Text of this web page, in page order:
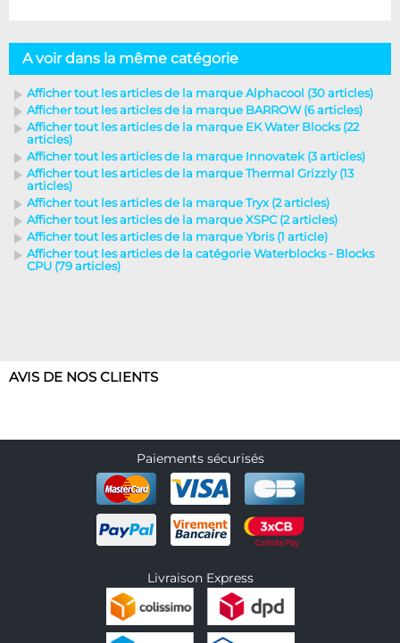
A voir dans la même catégorie
Afficher tout les articles de la marque Alphacool (30 articles)
Afficher tout les articles de la marque BARROW (6 articles)
Afficher tout les articles de la marque EK Water Blocks (22
articles)
Afficher tout les articles de la marque Innovatek (3 articles)
Afficher tout les articles de la marque Thermal Grizzly (13
articles)
Afficher tout les articles de la marque Tryx (2 articles)
Afficher tout les articles de la marque XSPC (2 articles)
Afficher tout les articles de la marque Ybris (1 article)
Afficher tout les articles de la catégorie Waterblocks - Blocks
CPU (79 articles)
AVIS DE NOS CLIENTS
Paiements sécurisés
Livraison Express